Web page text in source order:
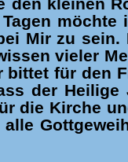
den kleinen
Mir zu
vieler
bittet für den
der
die Kirche